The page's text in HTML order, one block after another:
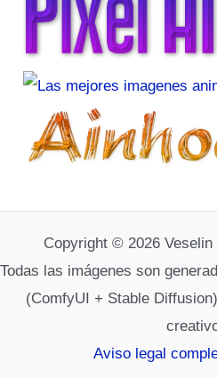
Copyright © 2026
Todas las imágenes son
(ComfyUI + Stable
Aviso legal